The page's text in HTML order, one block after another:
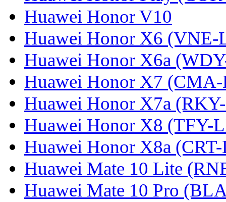
Huawei Honor V10
Huawei Honor X6 (VNE-
Huawei Honor X6a
Huawei Honor X7
Huawei Honor X7a
Huawei Honor X8 (TFY-
Huawei Honor X8a
Huawei Mate 10 Lite
Huawei Mate 10 Pro